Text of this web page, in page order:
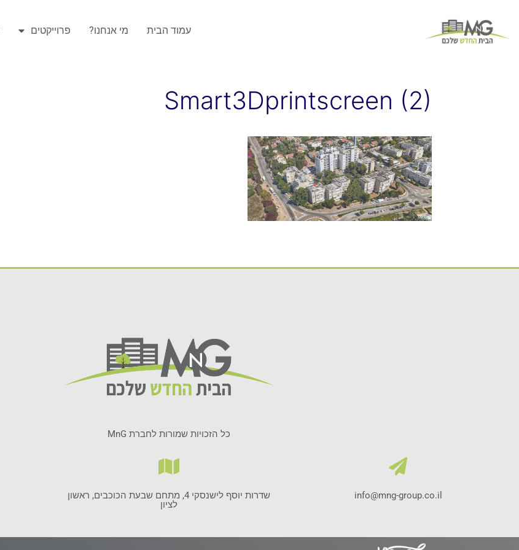
עמוד הבית מי אנחנו? פרוייקטים
Smart3Dprintscreen (2)
כל הזכויות שמורות לחברת MnG
info@mng-group.co.il
שדרות יוסף לישנסקי 4, מתחם שבעת הכוכבים, ראשון
לציון